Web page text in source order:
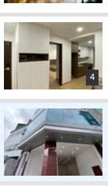
4